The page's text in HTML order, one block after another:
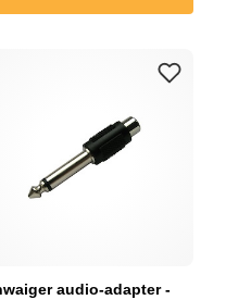
audio-adapter -